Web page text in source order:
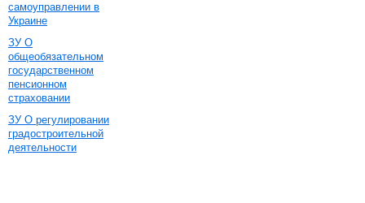
самоуправлении в
Украине
ЗУ О
общеобязательном
государственном
пенсионном
страховании
ЗУ О регулировании
градостроительной
деятельности